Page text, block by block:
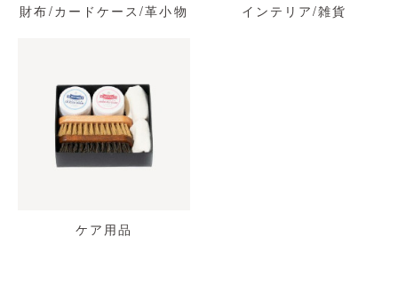
財布/カードケース/革小物 インテリア/雑貨
ケア用品